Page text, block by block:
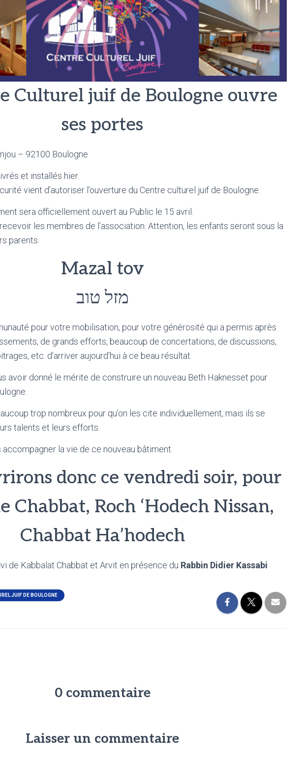
Culturel juif de Boulogne ouvre
ses portes
– 92100 Boulogne
et installés hier.
vient d’autoriser l’ouverture du Centre culturel juif de Boulogne.
sera officiellement ouvert au Public le 15 avril.
les membres de l’association. Attention, les enfants seront sous la
parents.
Mazal tov
מזל טוב
pour votre mobilisation, pour votre générosité qui a permis après
de grands efforts, beaucoup de concertations, de discussions,
etc. d’arriver aujourd’hui à ce beau résultat.
avoir donné le mérite de construire un nouveau Beth Haknesset pour
trop nombreux pour qu’on les cite individuellement, mais ils se
talents et leurs efforts.
la vie de ce nouveau bâtiment.
donc ce vendredi soir, pour
Chabbat, Roch ‘Hodech Nissan,
Chabbat Ha’hodech
de Kabbalat Chabbat et Arvit en présence du Rabbin Didier Kassabi
JUIF DE BOULOGNE
0 commentaire
Laisser un commentaire